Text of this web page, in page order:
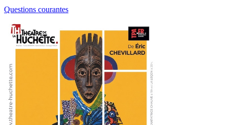
Questions courantes